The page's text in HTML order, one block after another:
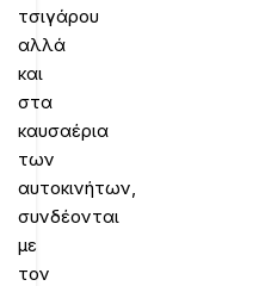
τσιγάρου
αλλά
και
στα
καυσαέρια
των
αυτοκινήτων,
συνδέονται
με
τον